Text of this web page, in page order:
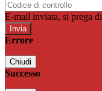
E-mail inviata, si prega
Errore
Chiudi
Successo